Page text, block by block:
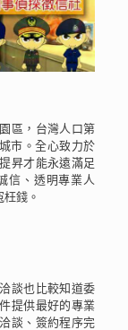
區，台灣人口第
市。全心致力於
昇才能永遠滿足
信、透明專業人
錢。
談也比較知道委
提供最好的專業
談、簽約程序完